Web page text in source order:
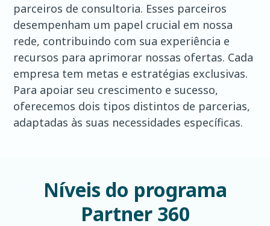
parceiros de consultoria. Esses parceiros
desempenham um papel crucial em nossa
rede, contribuindo com sua experiência e
recursos para aprimorar nossas ofertas. Cada
empresa tem metas e estratégias exclusivas.
Para apoiar seu crescimento e sucesso,
oferecemos dois tipos distintos de parcerias,
adaptadas às suas necessidades específicas.
Níveis do programa
Partner 360